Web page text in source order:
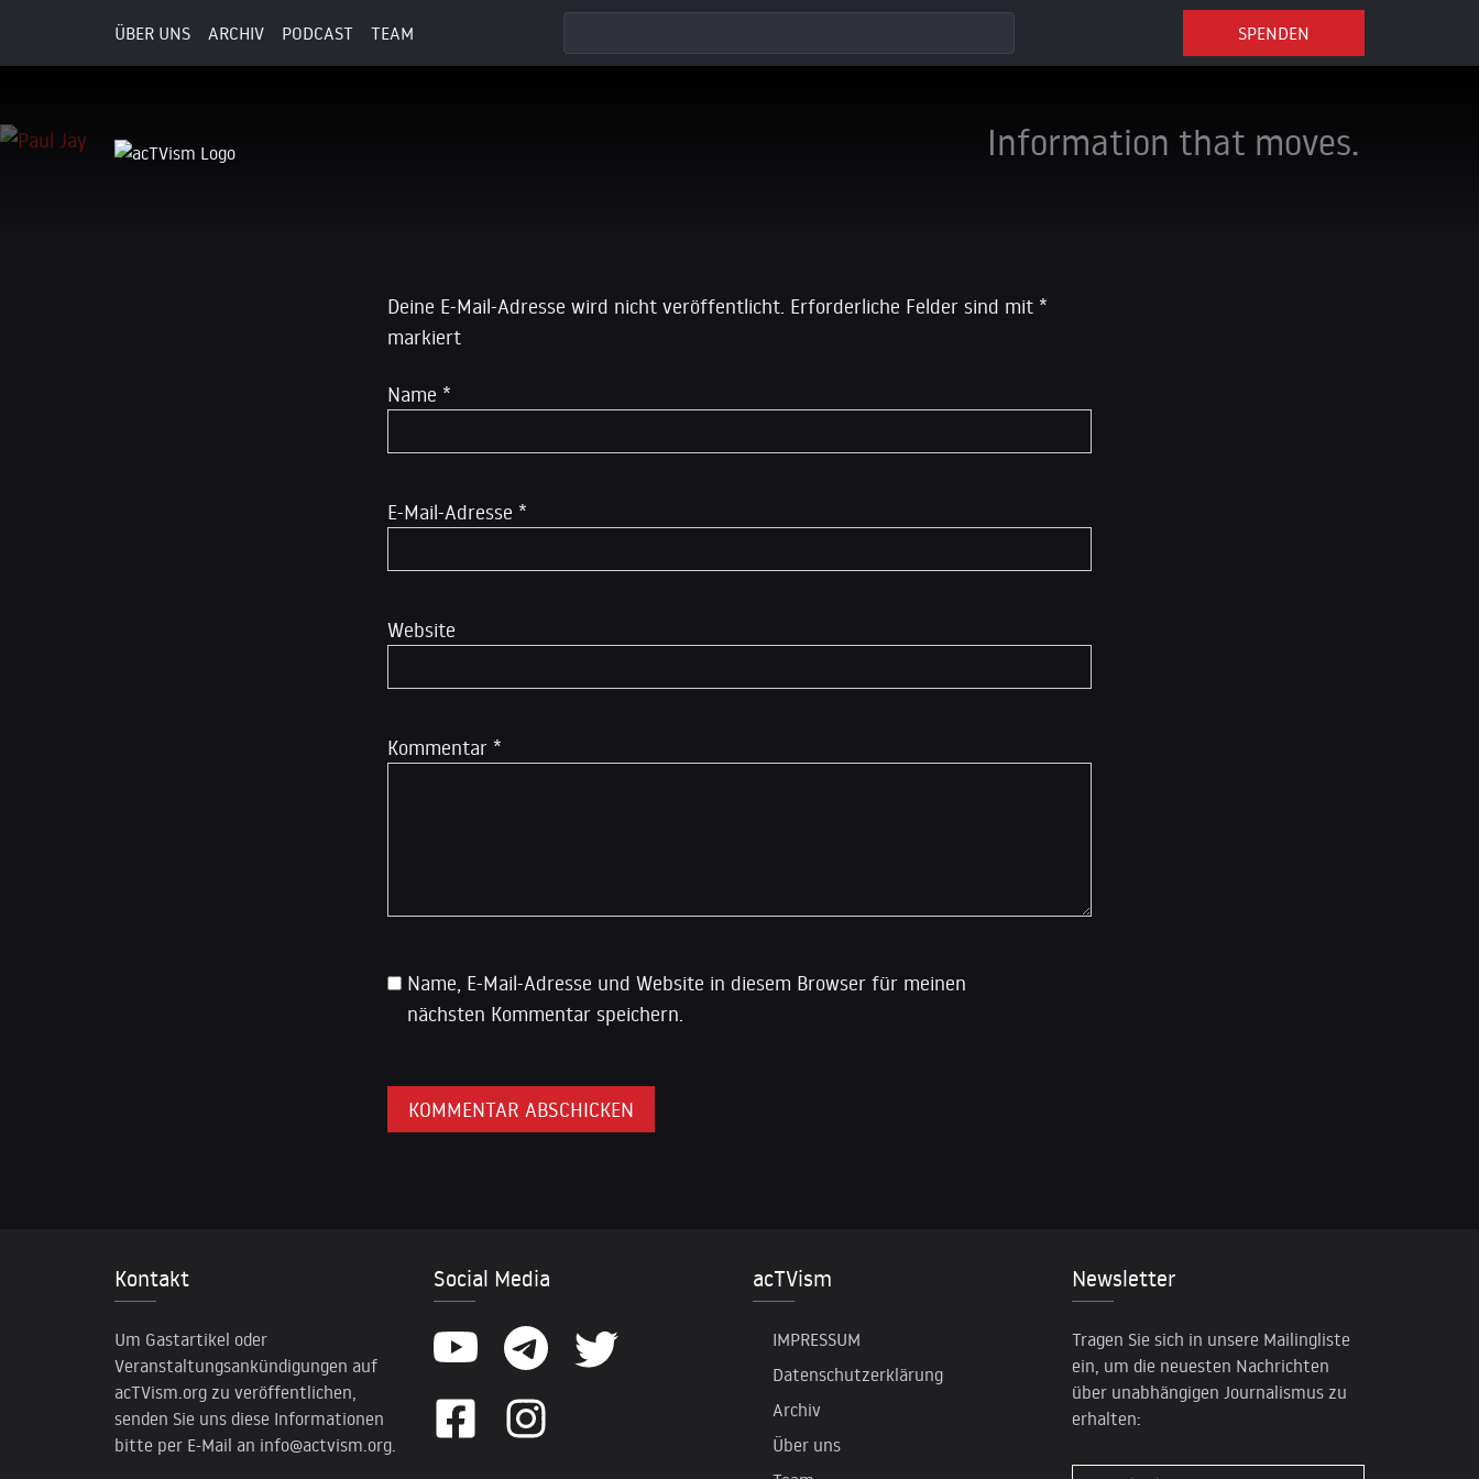
ÜBER UNS ARCHIV PODCAST TEAM SPENDEN
Information that moves.
3. März 2018
Deine E-Mail-Adresse wird nicht veröffentlicht. Erforderliche Felder sind mit *
markiert
Kommentar *
Name *
E-Mail-Adresse *
Website
Name, E-Mail-Adresse und Website in diesem Browser für meinen
nächsten Kommentar speichern.
Kontakt
Um Gastartikel oder
Veranstaltungsankündigungen auf
acTVism.org zu veröffentlichen,
senden Sie uns diese Informationen
bitte per E-Mail an info@actvism.org.
Social Media acTVism
IMPRESSUM
Datenschutzerklärung
Archiv
Über uns
Newsletter
Tragen Sie sich in unsere Mailingliste
ein, um die neuesten Nachrichten
über unabhängigen Journalismus zu
erhalten: